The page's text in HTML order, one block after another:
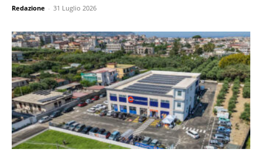
Redazione - 31 Luglio 2026